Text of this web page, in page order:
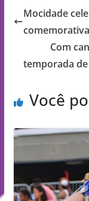
Mocidade
Com
temporada
Você